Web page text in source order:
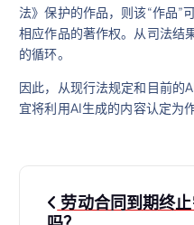
法》保护的作品，则该“作品”
相应作品的著作权。从司法结
的循环。
因此，从现行法规定和目前的
宜将利用AI生成的内容认定为
文 劳动合同到期终